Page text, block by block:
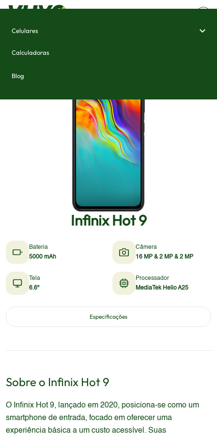
Celulares
Calculadoras
Blog
Infinix Hot 9
Bateria
5000 mAh
Câmera
16 MP & 2 MP & 2 MP
Tela
6.6"
Processador
MediaTek Helio A25
Especificações
Sobre o Infinix Hot 9
O Infinix Hot 9, lançado em 2020, posiciona-se como um
smartphone de entrada, focado em oferecer uma
experiência básica a um custo acessível. Suas